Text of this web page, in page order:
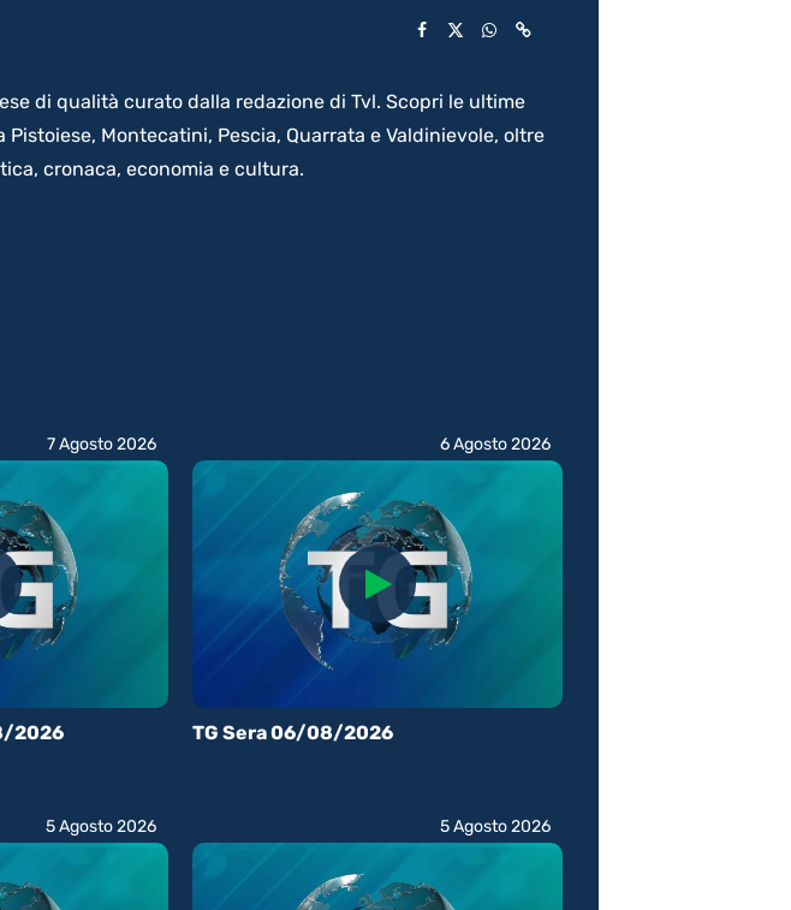
di qualità curato dalla redazione di Tvl. Scopri le ultime
Montecatini, Pescia, Quarrata e Valdinievole, oltre
cronaca, economia e cultura.
2026
7 Agosto 2026
TG Sera 06/08/2026
6 Agosto 2026
5 Agosto 2026 5 Agosto 2026